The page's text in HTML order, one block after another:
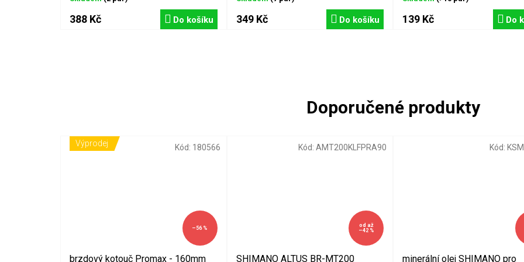
Výprodej
–56 %
brzdový kotouč Promax - 160mm
Kód: 180566
od až
–42 %
SHIMANO ALTUS BR-MT200
Kód: AMT200KLFPRA90
minerální olej SHIMANO pro
Kód:
388 Kč Do košíku 349 Kč Do košíku 139 Kč Do